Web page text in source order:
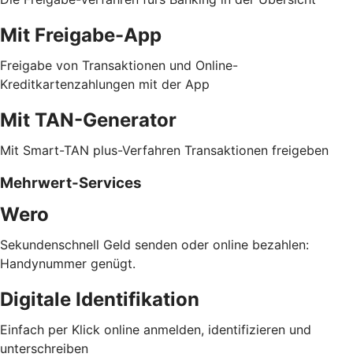
Mit Freigabe-App
Freigabe von Transaktionen und Online-
Kreditkartenzahlungen mit der App
Mit TAN-Generator
Mit Smart-TAN plus-Verfahren Transaktionen freigeben
Mehrwert-Services
Wero
Sekundenschnell Geld senden oder online bezahlen:
Handynummer genügt.
Digitale Identifikation
Einfach per Klick online anmelden, identifizieren und
unterschreiben